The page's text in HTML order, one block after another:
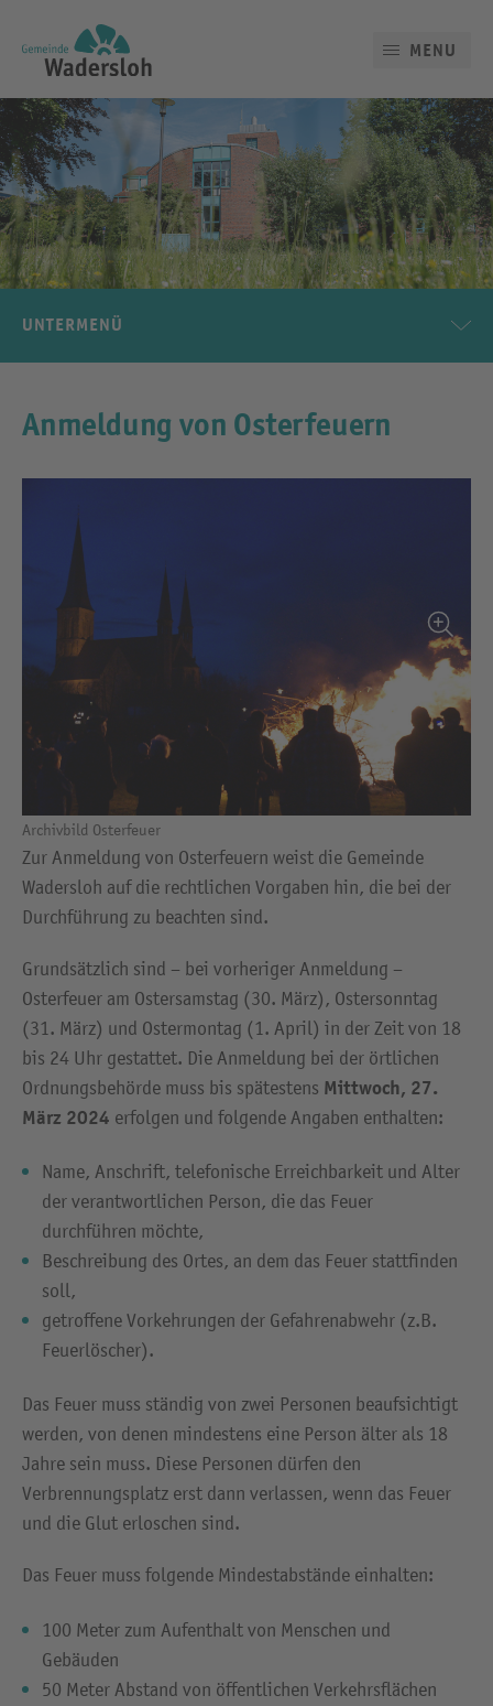
MENU
UNTERMENÜ
Anmeldung von Osterfeuern
Archivbild Osterfeuer
Zur Anmeldung von Osterfeuern weist die Gemeinde
Wadersloh auf die rechtlichen Vorgaben hin, die bei der
Durchführung zu beachten sind.
Grundsätzlich sind – bei vorheriger Anmeldung –
Osterfeuer am Ostersamstag (30. März), Ostersonntag
(31. März) und Ostermontag (1. April) in der Zeit von 18
bis 24 Uhr gestattet. Die Anmeldung bei der örtlichen
Ordnungsbehörde muss bis spätestens Mittwoch, 27.
März 2024 erfolgen und folgende Angaben enthalten:
Name, Anschrift, telefonische Erreichbarkeit und Alter
der verantwortlichen Person, die das Feuer
durchführen möchte,
Beschreibung des Ortes, an dem das Feuer stattfinden
soll,
getroffene Vorkehrungen der Gefahrenabwehr (z.B.
Feuerlöscher).
Das Feuer muss ständig von zwei Personen beaufsichtigt
werden, von denen mindestens eine Person älter als 18
Jahre sein muss. Diese Personen dürfen den
Verbrennungsplatz erst dann verlassen, wenn das Feuer
und die Glut erloschen sind.
Das Feuer muss folgende Mindestabstände einhalten:
100 Meter zum Aufenthalt von Menschen und
Gebäuden
50 Meter Abstand von öffentlichen Verkehrsflächen